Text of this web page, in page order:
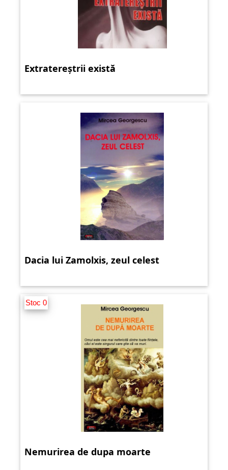
Extratereștrii există
Dacia lui Zamolxis, zeul celest
Stoc 0
Nemurirea de dupa moarte